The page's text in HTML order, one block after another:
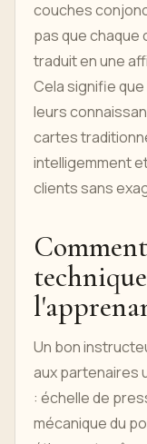
couches
pas que
traduit en une
Cela signifie
leurs
cartes
intelligemment
clients sans
Un bon
aux partenaires
: échelle de
mécanique du